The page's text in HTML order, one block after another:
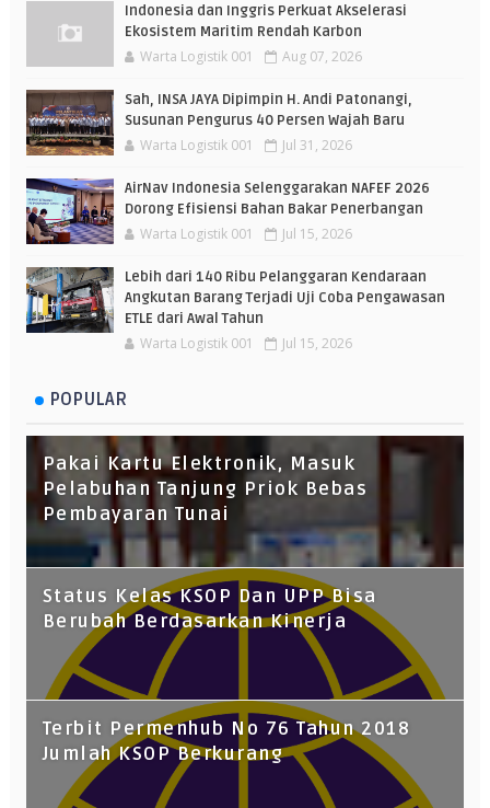
Indonesia dan Inggris Perkuat Akselerasi
Ekosistem Maritim Rendah Karbon
Warta Logistik 001 Aug 07, 2026
Sah, INSA JAYA Dipimpin H. Andi Patonangi,
Susunan Pengurus 40 Persen Wajah Baru
Warta Logistik 001 Jul 31, 2026
AirNav Indonesia Selenggarakan NAFEF 2026
Dorong Efisiensi Bahan Bakar Penerbangan
Warta Logistik 001 Jul 15, 2026
Lebih dari 140 Ribu Pelanggaran Kendaraan
Angkutan Barang Terjadi Uji Coba Pengawasan
ETLE dari Awal Tahun
Warta Logistik 001 Jul 15, 2026
POPULAR
Pakai Kartu Elektronik, Masuk
Pelabuhan Tanjung Priok Bebas
Pembayaran Tunai
Status Kelas KSOP Dan UPP Bisa
Berubah Berdasarkan Kinerja
Terbit Permenhub No 76 Tahun 2018
Jumlah KSOP Berkurang